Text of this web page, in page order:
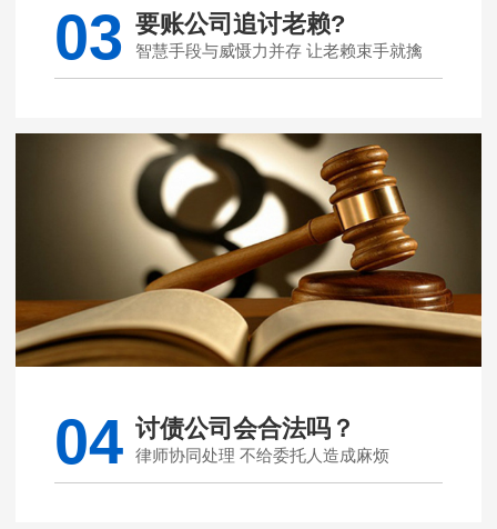
03 要账公司追讨老赖?
智慧手段与威慑力并存 让老赖束手就擒
04 讨债公司会合法吗？
律师协同处理 不给委托人造成麻烦